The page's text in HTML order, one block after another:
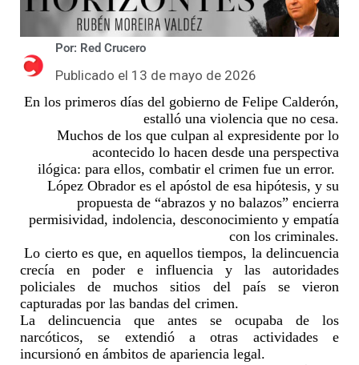
Por: Red Crucero
Publicado el 13 de mayo de 2026
En los primeros días del gobierno de Felipe Calderón,
estalló una violencia que no cesa.
Muchos de los que culpan al expresidente por lo
acontecido lo hacen desde una perspectiva
ilógica: para ellos, combatir el crimen fue un error.
López Obrador es el apóstol de esa hipótesis, y su
propuesta de “abrazos y no balazos” encierra
permisividad, indolencia, desconocimiento y empatía
con los criminales.
Lo cierto es que, en aquellos tiempos, la delincuencia
crecía en poder e influencia
y las
autoridades
policiales de muchos sitios del país se vieron
capturadas por las bandas del crimen.
La delincuencia que antes se ocupaba
de los
narcóticos, se extendió a otras actividades e
incursionó en ámbitos de apariencia legal.